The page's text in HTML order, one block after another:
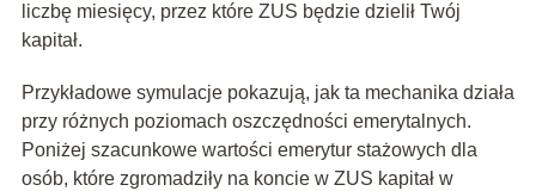
liczbę miesięcy, przez które ZUS będzie dzielił Twój
kapitał.
Przykładowe symulacje pokazują, jak ta mechanika działa
przy różnych poziomach oszczędności emerytalnych.
Poniżej szacunkowe wartości emerytur stażowych dla
osób, które zgromadziły na koncie w ZUS kapitał w